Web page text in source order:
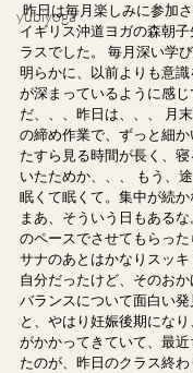
yubiyoga
昨日は毎月楽しみに参加
イギリス沖道ヨガの森朝
ラスでした。 毎月深い学
明らかに、以前よりも意
が深まっているように感
だ、、、昨日は、、、 月
の締め作業で、ずっと細
たすら見る時間が長く、
いたためか、、、 もう、
眠くて眠くて。集中が続か
まあ、そういう日もある
のペースでさせてもらっ
サナのあとはかなりスッ
自分だったけど、そのお
バランスについて面白い
と、やはり妊娠後期にな
がかかってきていて、最
たのが、昨日のクラス終